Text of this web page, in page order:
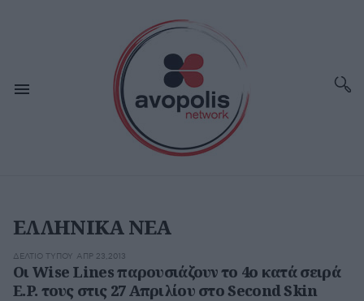
ΕΛΛΗΝΙΚΑ ΝΕΑ
ΔΕΛΤΊΟ ΤΎΠΟΥ ΑΠΡ 23,2013
Οι Wise Lines παρουσιάζουν το 4ο κατά σειρά
E.P. τους στις 27 Απριλίου στο Second Skin